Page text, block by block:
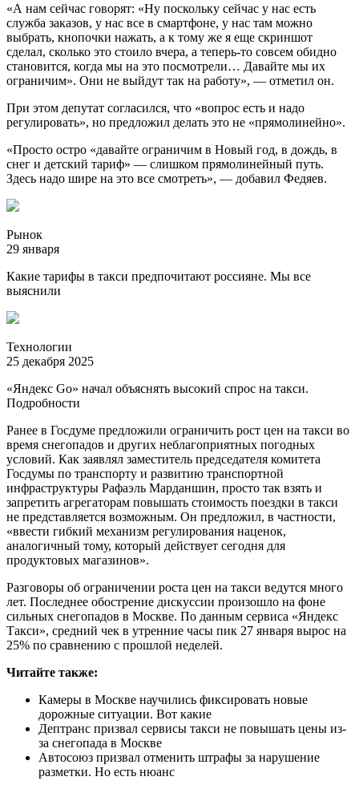
«А нам сейчас говорят: «Ну поскольку сейчас у нас есть
служба заказов, у нас все в смартфоне, у нас там можно
выбрать, кнопочки нажать, а к тому же я еще скриншот
сделал, сколько это стоило вчера, а теперь-то совсем обидно
становится, когда мы на это посмотрели… Давайте мы их
ограничим». Они не выйдут так на работу», — отметил он.
При этом депутат согласился, что «вопрос есть и надо
регулировать», но предложил делать это не «прямолинейно».
«Просто остро «давайте ограничим в Новый год, в дождь, в
снег и детский тариф» — слишком прямолинейный путь.
Здесь надо шире на это все смотреть», — добавил Федяев.
Рынок
29 января
Какие тарифы в такси предпочитают россияне. Мы все
выяснили
Технологии
25 декабря 2025
«Яндекс Go» начал объяснять высокий спрос на такси.
Подробности
Ранее в Госдуме предложили ограничить рост цен на такси во
время снегопадов и других неблагоприятных погодных
условий. Как заявлял заместитель председателя комитета
Госдумы по транспорту и развитию транспортной
инфраструктуры Рафаэль Марданшин, просто так взять и
запретить агрегаторам повышать стоимость поездки в такси
не представляется возможным. Он предложил, в частности,
«ввести гибкий механизм регулирования наценок,
аналогичный тому, который действует сегодня для
продуктовых магазинов».
Разговоры об ограничении роста цен на такси ведутся много
лет. Последнее обострение дискуссии произошло на фоне
сильных снегопадов в Москве. По данным сервиса «Яндекс
Такси», средний чек в утренние часы пик 27 января вырос на
25% по сравнению с прошлой неделей.
Читайте также:
Камеры в Москве научились фиксировать новые
дорожные ситуации. Вот какие
Дептранс призвал сервисы такси не повышать цены из-
за снегопада в Москве
Автосоюз призвал отменить штрафы за нарушение
разметки. Но есть нюанс